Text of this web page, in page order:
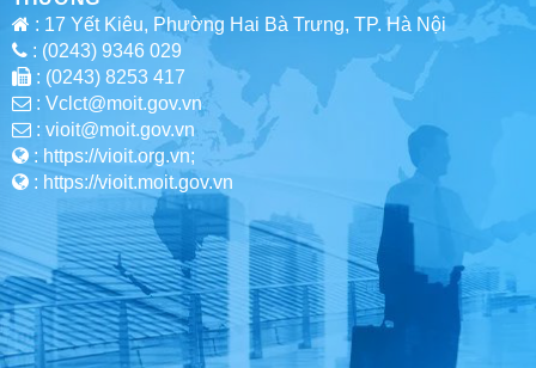
: 17 Yết Kiêu, Phường Hai Bà Trưng, TP. Hà Nội
: (0243) 9346 029
: (0243) 8253 417
: Vclct@moit.gov.vn
: vioit@moit.gov.vn
: https://vioit.org.vn;
: https://vioit.moit.gov.vn